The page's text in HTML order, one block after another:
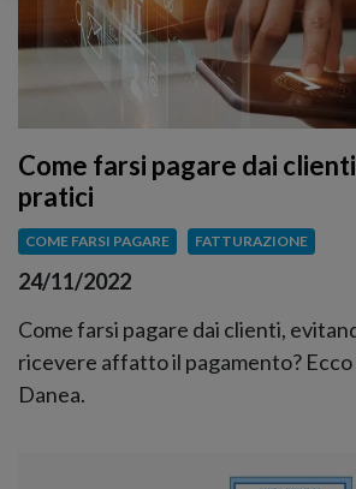
Come farsi pagare dai
pratici
COME FARSI PAGARE FATTURAZIONE
24/11/2022
Come farsi pagare dai clienti,
ricevere affatto il pagamento? Ecco
Danea.